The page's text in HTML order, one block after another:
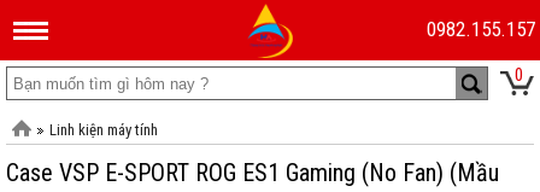
0982.155.157
0
Linh kiện máy tính
Case VSP E-SPORT ROG ES1 Gaming (No Fan) (Mầu